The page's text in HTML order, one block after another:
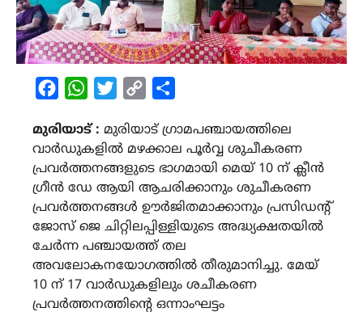
FacebookWhatsAppTwitterCopy
മുരിയാട് : മുരിയാട് ഗ്രാമപഞ്ചായത്തിലെ
വാർഡുകളിൽ മഴക്കാല പൂർവ്വ ശുചീകരണ
പ്രവർത്തനങ്ങളുടെ ഭാഗമായി മെയ് 10 ന് ക്ലീൻ
ഗ്രീൻ ഡേ ആയി ആചരിക്കാനും ശുചീകരണ
പ്രവർത്തനങ്ങൾ ഊർജിതമാക്കാനും പ്രസിഡൻ്റ്
ജോസ് ജെ ചിറ്റിലപ്പിള്ളിയുടെ അദ്ധ്യക്ഷതയിൽ
ചേർന്ന പഞ്ചായത്ത് തല
അവലോകനയോഗത്തിൽ തീരുമാനിച്ചു. മേയ്
10 ന് 17 വാർഡുകളിലും ശചീകരണ
പ്രവർത്തനത്തിൻ്റെ ഒന്നാംഘട്ടം